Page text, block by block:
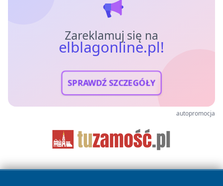
Zareklamuj się na
elblagonline.pl!
SPRAWDŹ SZCZEGÓŁY
autopromocja